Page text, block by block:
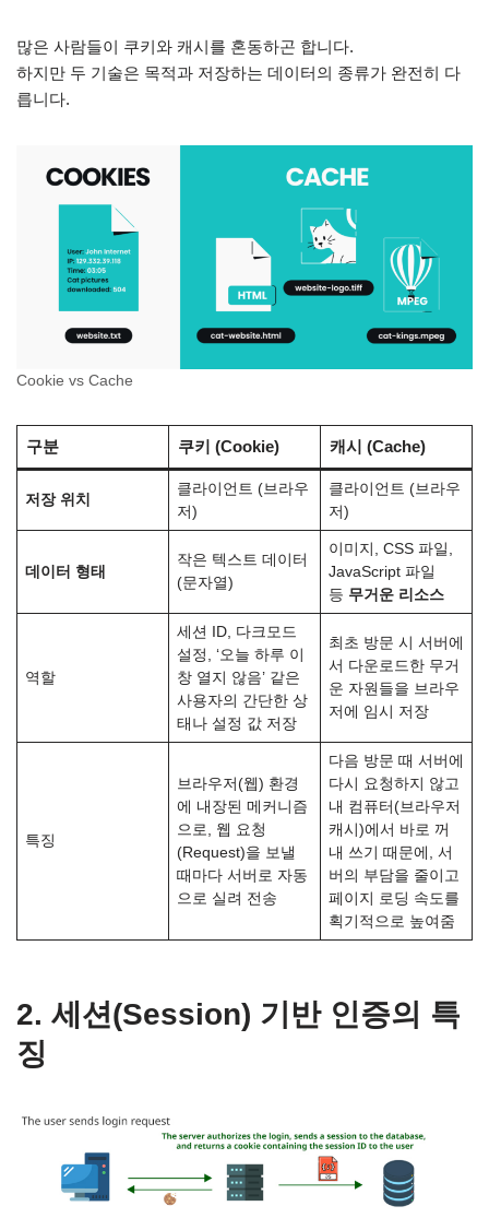
많은 사람들이 쿠키와 캐시를 혼동하곤 합니다.
하지만 두 기술은 목적과 저장하는 데이터의 종류가 완전히 다
릅니다.
Cookie vs Cache
구분 쿠키 (Cookie) 캐시 (Cache)
저장 위치
클라이언트 (브라우
저)
클라이언트 (브라우
저)
데이터 형태
작은 텍스트 데이터
(문자열)
이미지, CSS 파일,
JavaScript 파일
등 무거운 리소스
역할
세션 ID, 다크모드
설정, ‘오늘 하루 이
창 열지 않음’ 같은
사용자의 간단한 상
태나 설정 값 저장
최초 방문 시 서버에
서 다운로드한 무거
운 자원들을 브라우
저에 임시 저장
특징
브라우저(웹) 환경
에 내장된 메커니즘
으로, 웹 요청
(Request)을 보낼
때마다 서버로 자동
으로 실려 전송
다음 방문 때 서버에
다시 요청하지 않고
내 컴퓨터(브라우저
캐시)에서 바로 꺼
내 쓰기 때문에, 서
버의 부담을 줄이고
페이지 로딩 속도를
획기적으로 높여줌
2. 세션(Session) 기반 인증의 특
징